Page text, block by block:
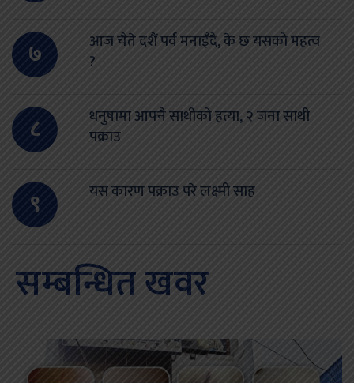
७
आज चैते दशैं पर्व मनाइँदै, के छ यसको महत्व
?
८
धनुषामा आफ्नै साथीको हत्या, २ जना साथी
पक्राउ
९ यस कारण पक्राउ परे लक्ष्मी साह
सम्बन्धित खवर